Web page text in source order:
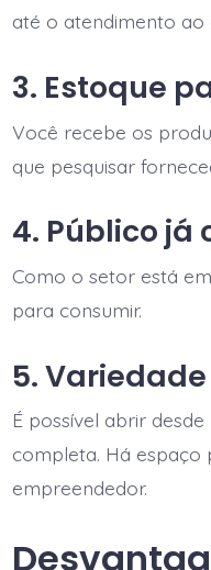
até o atendimento ao
3. Estoque
Você recebe os
que pesquisar
4. Público já
Como o setor está
para consumir.
5.
É possível abrir
completa. Há espaço
empreendedor.